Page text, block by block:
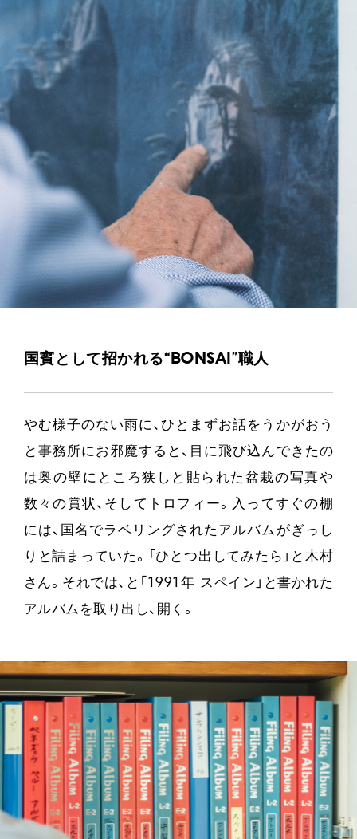
国賓として招かれる“BONSAI”職人
やむ様子のない雨に、ひとまずお話をうかがおう
と事務所にお邪魔すると、目に飛び込んできたの
は奥の壁にところ狭しと貼られた盆栽の写真や
数々の賞状、そしてトロフィー。入ってすぐの棚
には、国名でラベリングされたアルバムがぎっし
りと詰まっていた。「ひとつ出してみたら」と木村
さん。それでは、と「1991年 スペイン」と書かれた
アルバムを取り出し、開く。